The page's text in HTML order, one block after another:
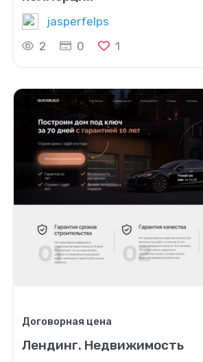
jasperfelps
2
0 1
Договорная цена
Лендинг. Недвижимость